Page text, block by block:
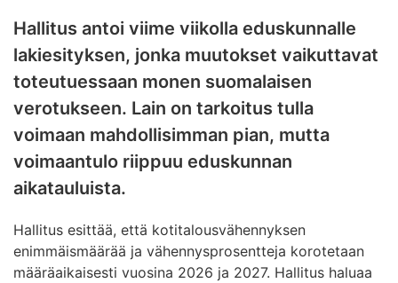
Hallitus antoi viime viikolla eduskunnalle
lakiesityksen, jonka muutokset vaikuttavat
toteutuessaan monen suomalaisen
verotukseen. Lain on tarkoitus tulla
voimaan mahdollisimman pian, mutta
voimaantulo riippuu eduskunnan
aikatauluista.
Hallitus esittää, että kotitalousvähennyksen
enimmäismäärää ja vähennysprosentteja korotetaan
määräaikaisesti vuosina 2026 ja 2027. Hallitus haluaa